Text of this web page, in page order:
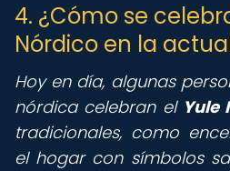
4. ¿Cómo se
Nórdico en la
Hoy en día, algunas
nórdica celebran el Yule
tradicionales, como
el hogar con símbolos